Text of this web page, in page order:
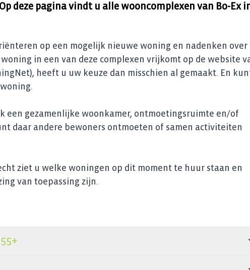
deze pagina vindt u alle wooncomplexen van Bo-Ex
op een mogelijk nieuwe woning en nadenken over
in een van deze complexen vrijkomt op de website
heeft u uw keuze dan misschien al gemaakt. En
een gezamenlijke woonkamer, ontmoetingsruimte en/of
daar andere bewoners ontmoeten of samen activiteiten
ziet u welke woningen op dit moment te huur staan en
van toepassing zijn.